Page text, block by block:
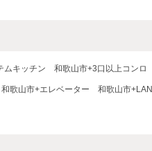
ムキッチン 和歌山市+3口以上コンロ
和歌山市+エレベーター 和歌山市+LAN